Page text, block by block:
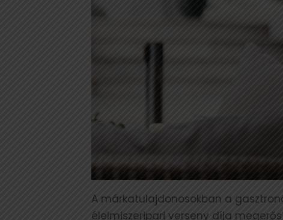
A márkatulajdonosokban a
élelmiszeripari verseny díja